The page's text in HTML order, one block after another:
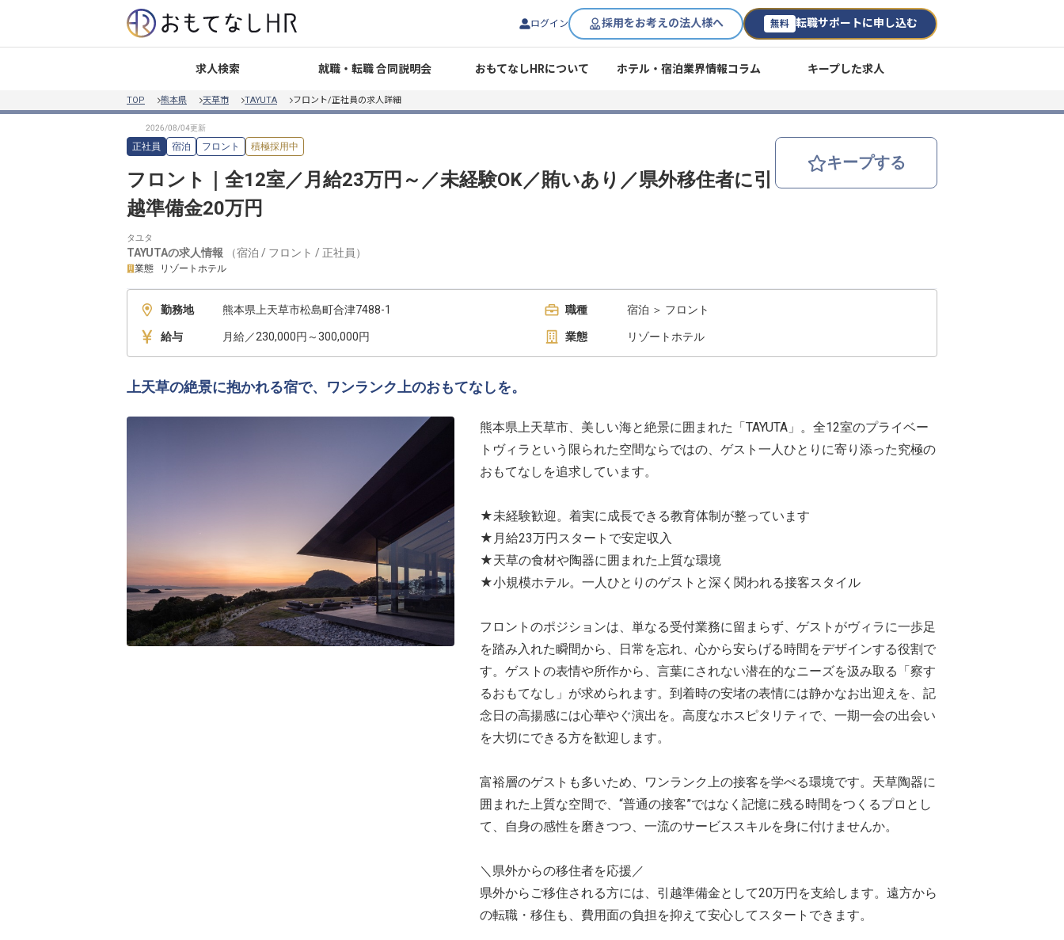
ログイン 採用をお考えの法人様へ 無料 転職サポートに申し込む
求人検索 就職・転職 合同説明会 おもてなしHRについて ホテル・宿泊業界情報コラム キープした求人
TOP 熊本県 天草市 TAYUTA フロント/正社員の求人詳細
キープする
正社員 宿泊 フロント 積極採用中
フロント｜全12室／月給23万円～／未経験OK／賄いあり／県外移住者に引
越準備金20万円
タユタ
TAYUTAの求人情報 （宿泊 / フロント / 正社員 ）
業態 リゾートホテル
勤務地 熊本県上天草市松島町合津7488-1 職種 宿泊 ＞ フロント
給与 月給／230,000円～300,000円 業態 リゾートホテル
上天草の絶景に抱かれる宿で、ワンランク上のおもてなしを。
熊本県上天草市、美しい海と絶景に囲まれた「TAYUTA」。全12室のプライベー
トヴィラという限られた空間ならではの、ゲスト一人ひとりに寄り添った究極の
おもてなしを追求しています。
★未経験歓迎。着実に成長できる教育体制が整っています
★月給23万円スタートで安定収入
★天草の食材や陶器に囲まれた上質な環境
★小規模ホテル。一人ひとりのゲストと深く関われる接客スタイル
フロントのポジションは、単なる受付業務に留まらず、ゲストがヴィラに一歩足
を踏み入れた瞬間から、日常を忘れ、心から安らげる時間をデザインする役割で
す。ゲストの表情や所作から、言葉にされない潜在的なニーズを汲み取る「察す
るおもてなし」が求められます。到着時の安堵の表情には静かなお出迎えを、記
念日の高揚感には心華やぐ演出を。高度なホスピタリティで、一期一会の出会い
を大切にできる方を歓迎します。
富裕層のゲストも多いため、ワンランク上の接客を学べる環境です。天草陶器に
囲まれた上質な空間で、“普通の接客”ではなく記憶に残る時間をつくるプロとし
て、自身の感性を磨きつつ、一流のサービススキルを身に付けませんか。
＼県外からの移住者を応援／
県外からご移住される方には、引越準備金として20万円を支給します。遠方から
の転職・移住も、費用面の負担を抑えて安心してスタートできます。